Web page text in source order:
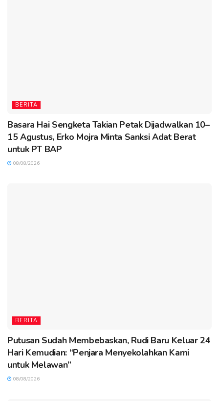
BERITA
Basara Hai Sengketa Takian Petak Dijadwalkan 10–
15 Agustus, Erko Mojra Minta Sanksi Adat Berat
untuk PT BAP
08/08/2026
BERITA
Putusan Sudah Membebaskan, Rudi Baru Keluar 24
Hari Kemudian: “Penjara Menyekolahkan Kami
untuk Melawan”
08/08/2026